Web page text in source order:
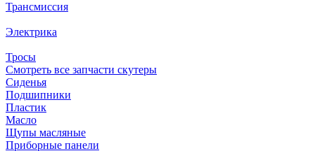
Трансмиссия
Электрика
Тросы
Смотреть все запчасти скутеры
Сиденья
Подшипники
Пластик
Масло
Щупы масляные
Приборные панели